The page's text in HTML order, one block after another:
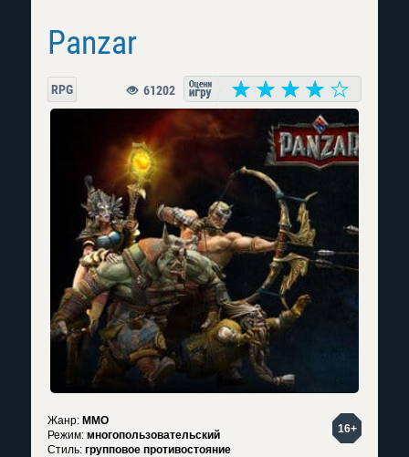
Panzar
RPG 61202
16+
Жанр: MMO
Режим: многопользовательский
Стиль: групповое противостояние